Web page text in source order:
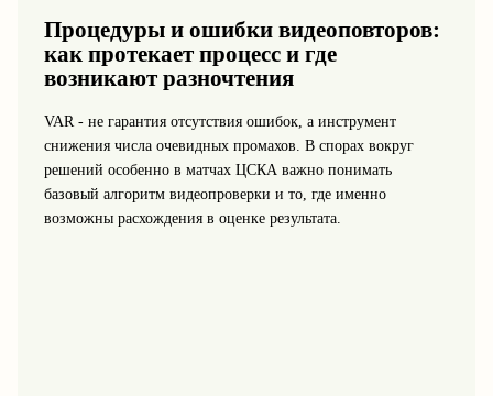
Процедуры и ошибки видеоповторов:
как протекает процесс и где
возникают разночтения
VAR - не гарантия отсутствия ошибок, а инструмент
снижения числа очевидных промахов. В спорах вокруг
решений особенно в матчах ЦСКА важно понимать
базовый алгоритм видеопроверки и то, где именно
возможны расхождения в оценке результата.